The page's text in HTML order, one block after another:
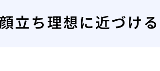
立ち理想に近づけ